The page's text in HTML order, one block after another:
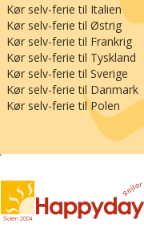
Kør selv-ferie til Italien
Kør selv-ferie til Østrig
Kør selv-ferie til Frankrig
Kør selv-ferie til Tyskland
Kør selv-ferie til Sverige
Kør selv-ferie til Danmark
Kør selv-ferie til Polen